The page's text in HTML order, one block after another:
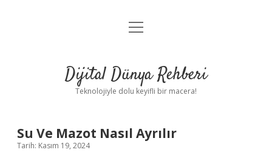
Anasayfa
Yasal Uyarı
menüyü
Dijital Dünya Rehberi
Teknolojiyle dolu keyifli bir macera!
Su Ve Mazot Nasıl Ayrılır
Tarih: Kasım 19, 2024